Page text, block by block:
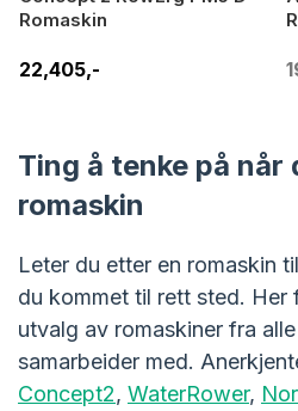
Romaskin
22,405,-
Ting å tenke på når
romaskin
Leter du etter en romaskin
du kommet til rett sted. Her
utvalg av romaskiner fra
samarbeider med.
Concept2, WaterRower,